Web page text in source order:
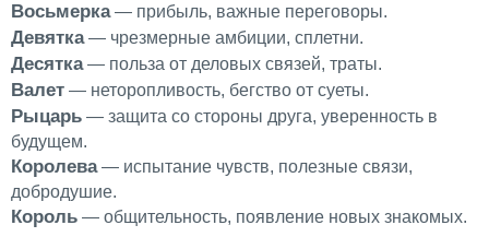
Восьмерка— прибыль, важные переговоры.
Девятка— чрезмерные амбиции, сплетни.
Десятка— польза от деловых связей, траты.
Валет — неторопливость, бегство от суеты.
Рыцарь — защита со стороны друга, уверенность в
будущем.
Королева— испытание чувств, полезные связи,
добродушие.
Король — общительность, появление новых знакомых.